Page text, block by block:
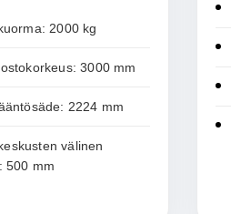
2000 kg
3000 mm
2224 mm
välinen
500 mm